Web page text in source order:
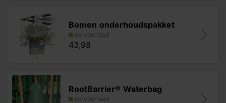
Bomen onderhoudspakket
op voorraad
43,98
RootBarrier® Waterbag
op voorraad